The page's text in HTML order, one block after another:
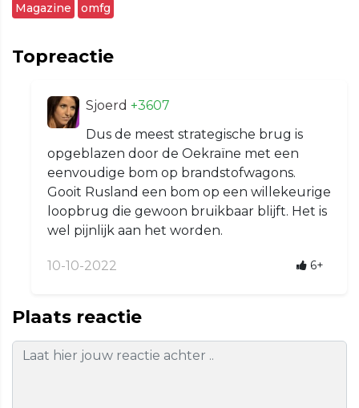
Magazine omfg
Topreactie
Sjoerd +3607
Dus de meest strategische brug is
opgeblazen door de Oekraïne met een
eenvoudige bom op brandstofwagons.
Gooit Rusland een bom op een willekeurige
loopbrug die gewoon bruikbaar blijft. Het is
wel pijnlijk aan het worden.
10-10-2022 6+
Plaats reactie